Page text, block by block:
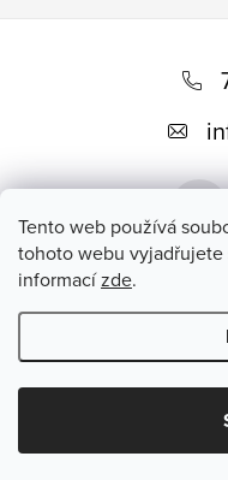
Tento web používá
tohoto webu
informacízde.
t
Přijímáme online
Copyright 2026Romero.